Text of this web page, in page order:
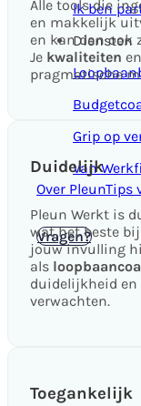
Ik ben
Diensten
Grip op
Van
Over PleunTips
Vragen?
Alle tools die
en makkelijk
en kan dan ook
Je kwaliteiten en
pragmatische
Duidelijk
Pleun Werkt is
wat het beste
jouw invulling
als
duidelijkheid en
verwachten.
Toegankelijk